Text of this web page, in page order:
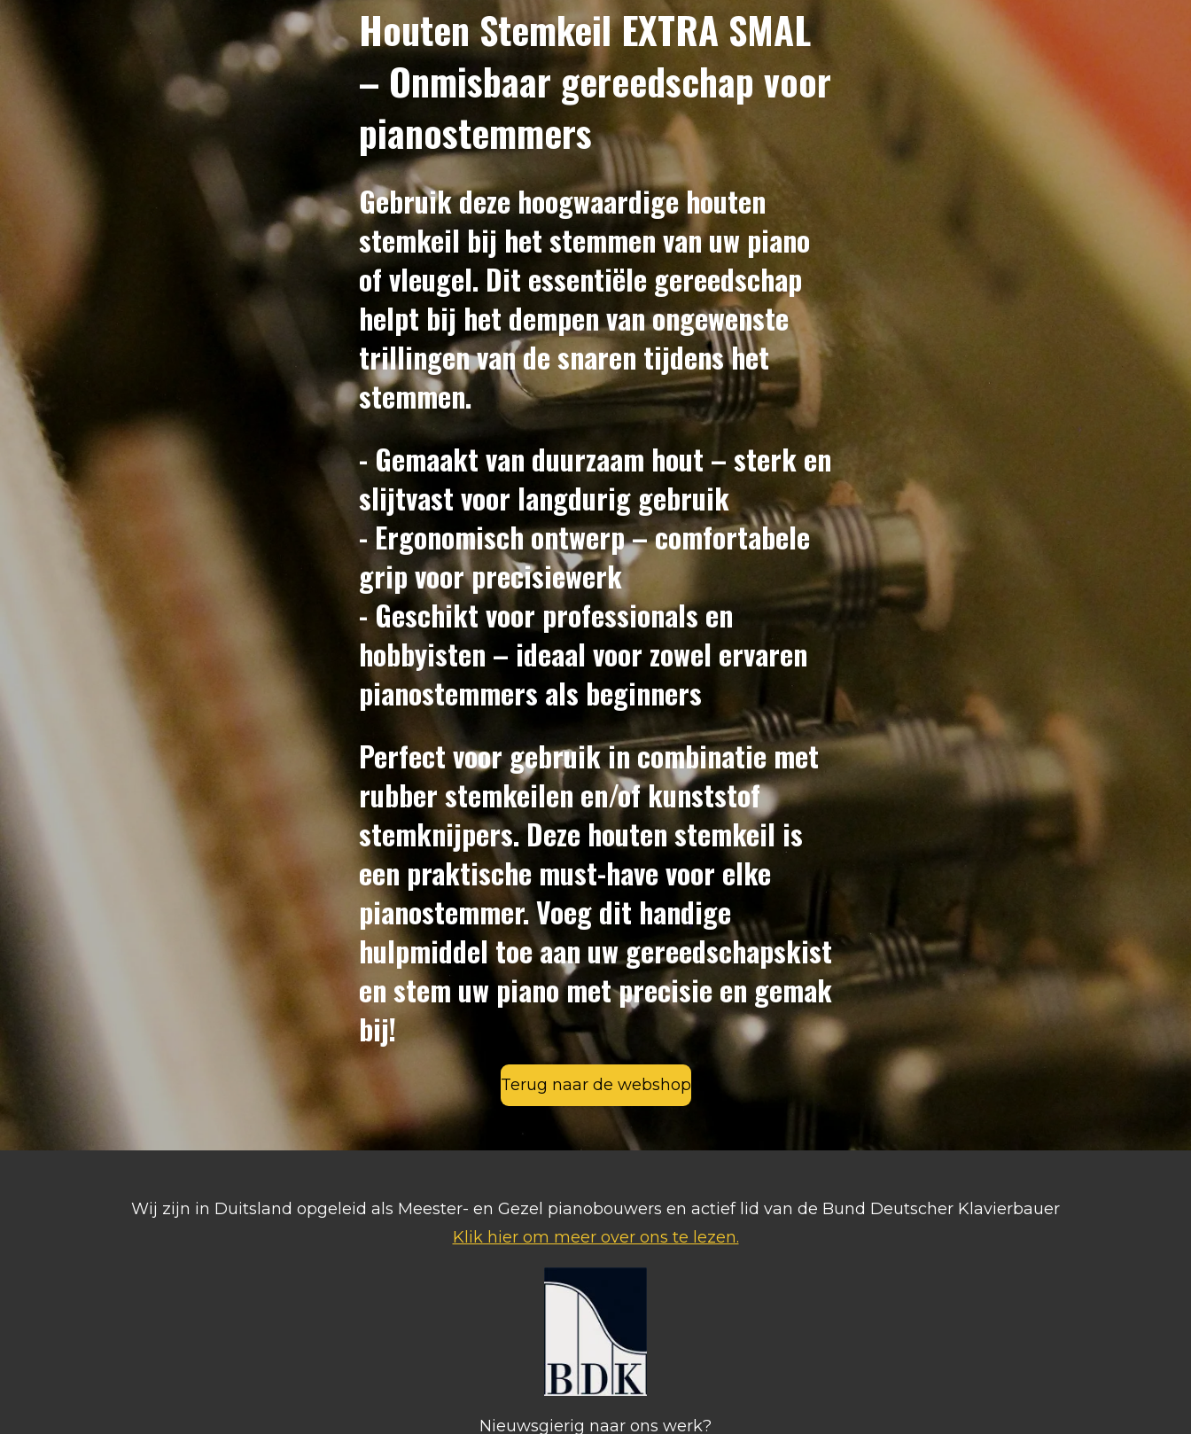
Houten Stemkeil EXTRA SMAL
– Onmisbaar gereedschap voor
pianostemmers
Gebruik dezehoogwaardigehouten
stemkeil bij het stemmen van uw piano
of vleugel. Dit essentiële gereedschap
helpt bij het dempen van ongewenste
trillingen van de snaren tijdens het
stemmen.
- Gemaakt van duurzaam hout – sterk en
slijtvast voor langdurig gebruik
- Ergonomisch ontwerp– comfortabele
grip voor precisiewerk
-Geschikt voor professionals en
hobbyisten – ideaal voor zowel ervaren
pianostemmers als beginners
Perfect voor gebruik in combinatie met
rubber stemkeilen en/of kunststof
stemknijpers. Deze houten stemkeil is
een praktische must-have voor elke
pianostemmer. Voeg dit handige
hulpmiddel toe aan uw gereedschapskist
en stem uw piano met precisie en gemak
bij!
Terug naar de webshop
Wij zijn in Duitsland opgeleid als Meester- en Gezel pianobouwers en actief lid van de Bund Deutscher Klavierbauer
Klik hier om meer over ons te lezen.
Nieuwsgierig naar ons werk?